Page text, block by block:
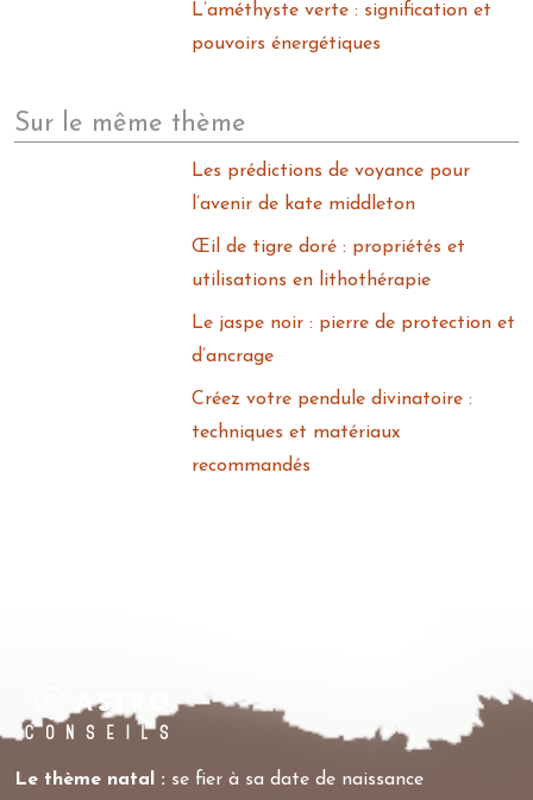
L’améthyste verte : signification et
pouvoirs énergétiques
Sur le même thème
Les prédictions de voyance pour
l’avenir de kate middleton
Œil de tigre doré : propriétés et
utilisations en lithothérapie
Le jaspe noir : pierre de protection et
d’ancrage
Créez votre pendule divinatoire :
techniques et matériaux
recommandés
Le thème natal : se fier à sa date de naissance